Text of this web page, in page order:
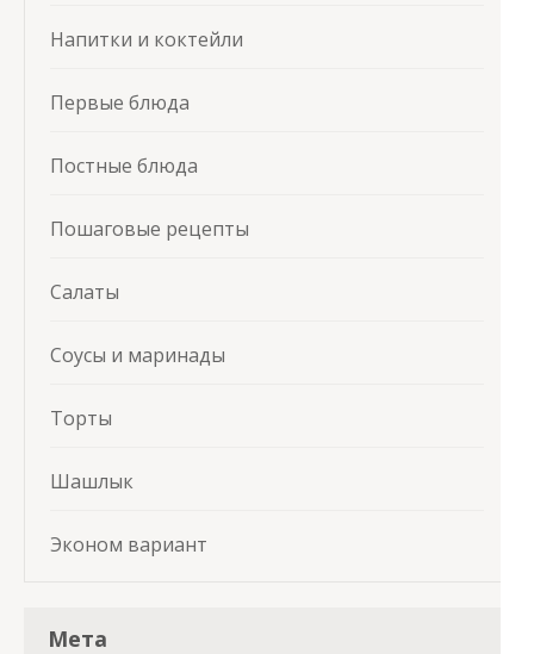
Напитки и коктейли
Первые блюда
Постные блюда
Пошаговые рецепты
Салаты
Соусы и маринады
Торты
Шашлык
Эконом вариант
Мета